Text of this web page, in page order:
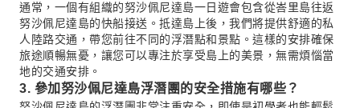
通常，一個有組織的努沙佩尼達島一日遊會包含從峇里島往返
努沙佩尼達島的快船接送。抵達島上後，我們將提供舒適的私
人陸路交通，帶您前往不同的浮潛點和景點。這樣的安排確保
旅途順暢無憂，讓您可以專注於享受島上的美景，無需煩惱當
地的交通安排。
3. 參加努沙佩尼達島浮潛團的安全措施有哪些？